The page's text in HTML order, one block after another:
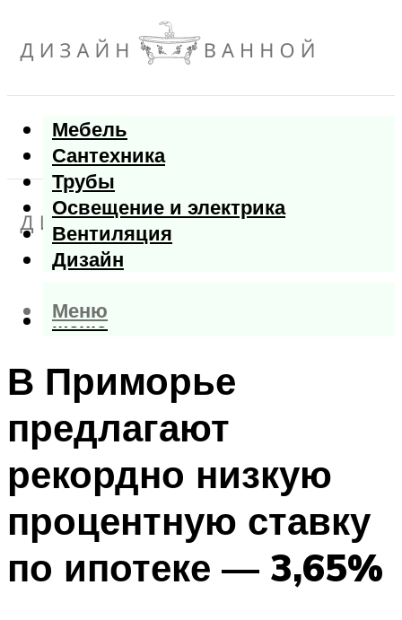
Мебель
Сантехника
Трубы
Освещение и электрика
Вентиляция
Дизайн
Меню
Меню
В Приморье
предлагают
рекордно низкую
процентную ставку
по ипотеке — 3,65%